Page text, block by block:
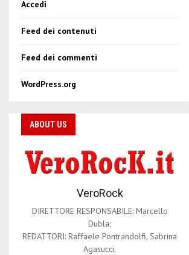
Accedi
Feed dei contenuti
Feed dei commenti
WordPress.org
ABOUT US
VeroRock
DIRETTORE RESPONSABILE: Marcello
Dubla;
REDATTORI: Raffaele Pontrandolfi, Sabrina
Agasucci,